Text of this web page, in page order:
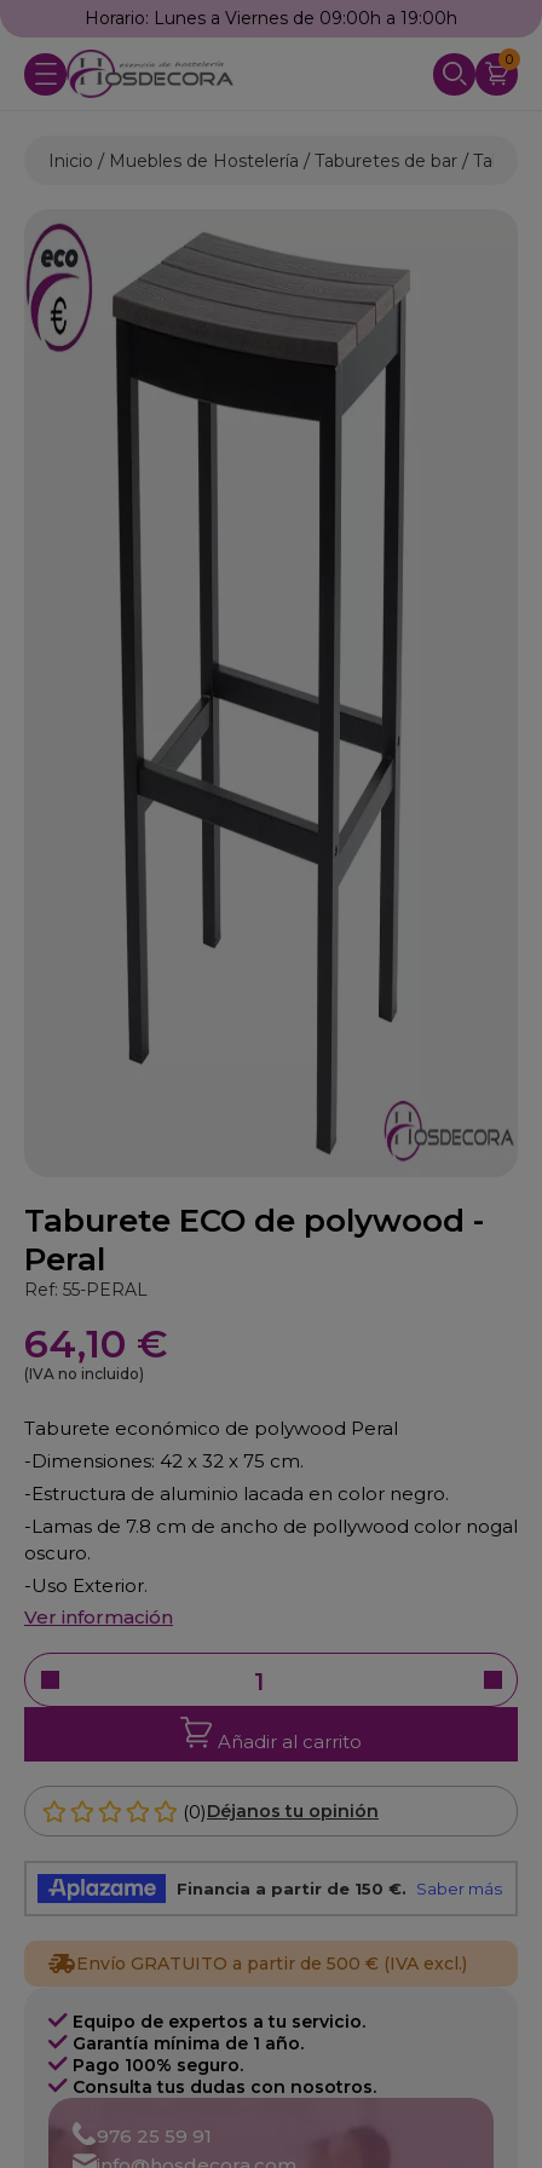
Horario: Lunes a Viernes de 09:00h a 19:00h
0
Inicio Muebles de Hostelería Taburetes de bar
Taburete ECO de polywood -
Peral
Ref: 55-PERAL
64,10 €
(IVA no incluido)
Taburete económico de polywood Peral
-Dimensiones: 42 x 32 x 75 cm.
-Estructura de aluminio lacada en color negro.
-Lamas de 7.8 cm de ancho de pollywood color nogal
oscuro.
-Uso Exterior.
Ver información
Añadir al carrito
(0)Déjanos tu opinión
Envío GRATUITO a partir de 500 € (IVA excl.)
Equipo de expertos a tu servicio.
Garantía mínima de 1 año.
Pago 100% seguro.
Consulta tus dudas con nosotros.
976 25 59 91